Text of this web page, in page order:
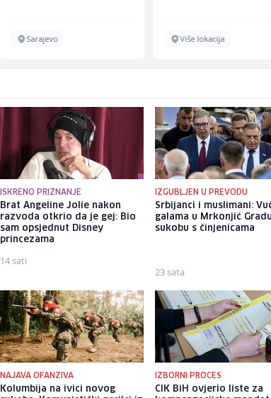
Sarajevo Više lokacija
ISKRENO PRIZNANJE
Brat Angeline Jolie nakon
razvoda otkrio da je gej: Bio
sam opsjednut Disney
princezama
14 sati
IZGUBLJEN U PREVODU
Srbijanci i muslimani:
galama u Mrkonjić
sukobu s činjenicama
23 sata
NAJAVA OFANZIVA
Kolumbija na ivici novog
IZBORNI PROCES
CIK BiH ovjerio liste za